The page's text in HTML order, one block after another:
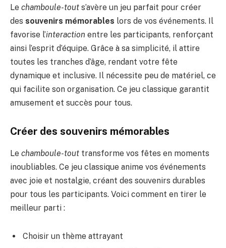
Le chamboule-tout s’avère un jeu parfait pour créer
des souvenirs mémorables lors de vos événements. Il
favorise l’interaction entre les participants, renforçant
ainsi l’esprit d’équipe. Grâce à sa simplicité, il attire
toutes les tranches d’âge, rendant votre fête
dynamique et inclusive. Il nécessite peu de matériel, ce
qui facilite son organisation. Ce jeu classique garantit
amusement et succès pour tous.
Créer des souvenirs mémorables
Le chamboule-tout transforme vos fêtes en moments
inoubliables. Ce jeu classique anime vos événements
avec joie et nostalgie, créant des souvenirs durables
pour tous les participants. Voici comment en tirer le
meilleur parti :
Choisir un thème attrayant